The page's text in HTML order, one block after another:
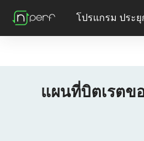
โปรแกรม ประ
แผนที่บิตเรตข